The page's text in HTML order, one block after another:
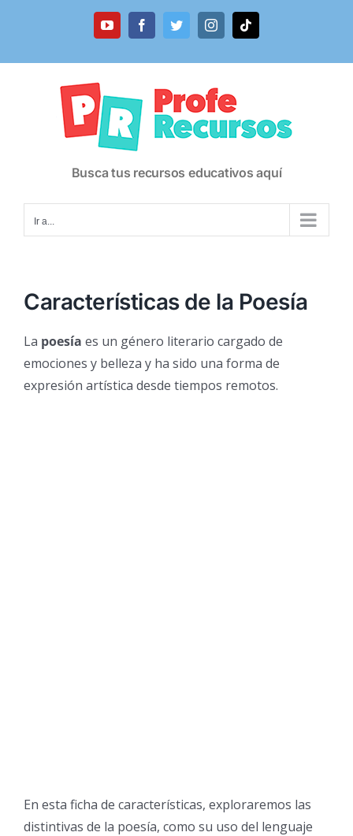
YouTubeFacebookTwitterInstagramTiktok
Busca tus recursos educativos aquí
Ir a...
Características de la Poesía
La poesía es un género literario cargado de
emociones y belleza y ha sido una forma de
expresión artística desde tiempos remotos.
En esta ficha de características, exploraremos las
distintivas de la poesía, como su uso del lenguaje